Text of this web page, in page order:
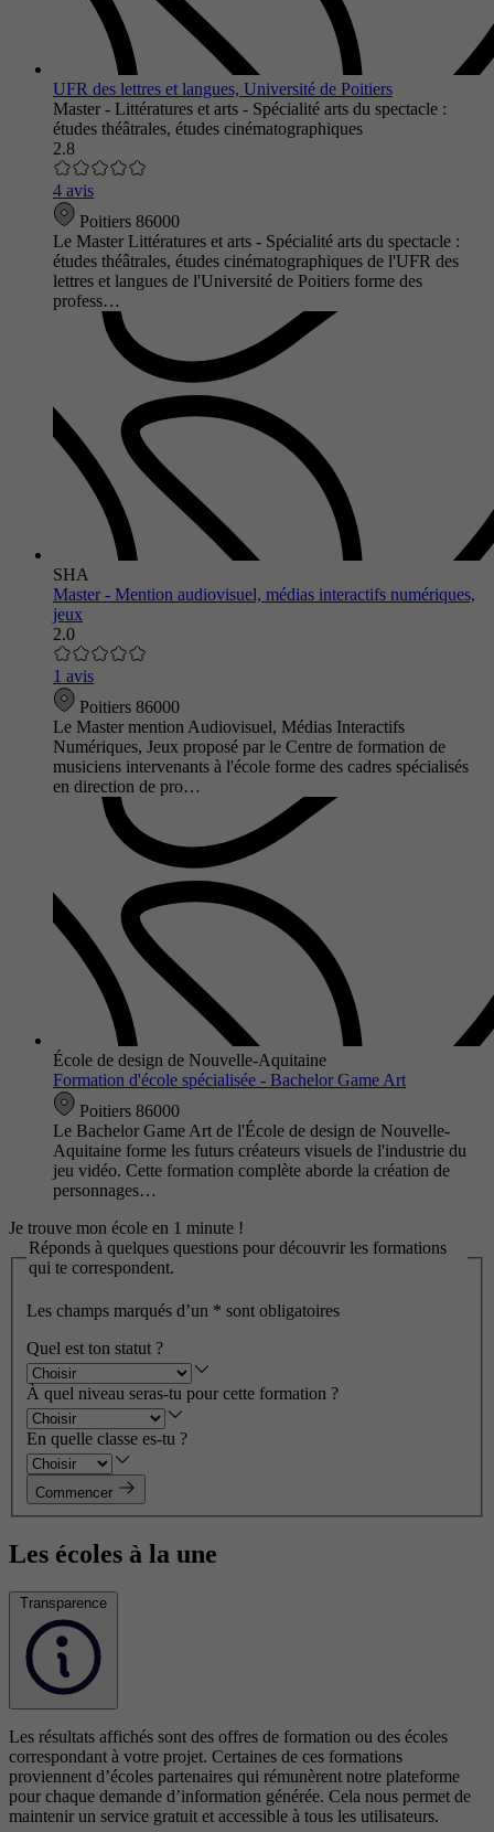
UFR des lettres et langues, Université de Poitiers
Master - Littératures et arts - Spécialité arts du spectacle :
études théâtrales, études cinématographiques
2.8
4 avis
Poitiers 86000
Le Master Littératures et arts - Spécialité arts du spectacle :
études théâtrales, études cinématographiques de l'UFR des
lettres et langues de l'Université de Poitiers forme des
profess…
SHA
Master - Mention audiovisuel, médias interactifs numériques,
jeux
2.0
1 avis
Poitiers 86000
Le Master mention Audiovisuel, Médias Interactifs
Numériques, Jeux proposé par le Centre de formation de
musiciens intervenants à l'école forme des cadres spécialisés
en direction de pro…
École de design de Nouvelle-Aquitaine
Formation d'école spécialisée - Bachelor Game Art
Poitiers 86000
Le Bachelor Game Art de l'École de design de Nouvelle-
Aquitaine forme les futurs créateurs visuels de l'industrie du
jeu vidéo. Cette formation complète aborde la création de
personnages…
Je trouve mon école en 1 minute !
Réponds à quelques questions pour découvrir les formations
qui te correspondent.
Les champs marqués d’un * sont obligatoires
Quel est ton statut ?
À quel niveau seras-tu pour cette formation ?
En quelle classe es-tu ?
Commencer
Les écoles à la une
Transparence
Les résultats affichés sont des offres de formation ou des écoles
correspondant à votre projet. Certaines de ces formations
proviennent d’écoles partenaires qui rémunèrent notre plateforme
pour chaque demande d’information générée. Cela nous permet de
maintenir un service gratuit et accessible à tous les utilisateurs.